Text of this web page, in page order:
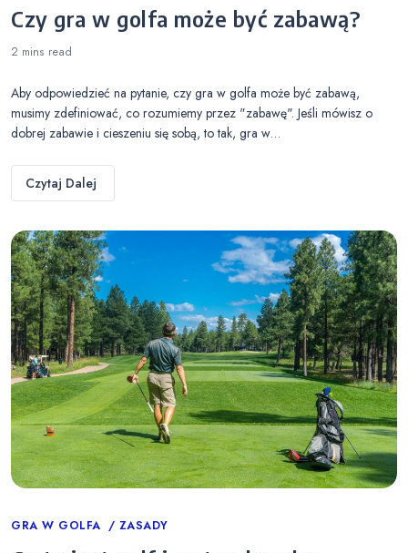
Czy gra w golfa może być zabawą?
2 mins read
Aby odpowiedzieć na pytanie, czy gra w golfa może być zabawą,
musimy zdefiniować, co rozumiemy przez "zabawę". Jeśli mówisz o
dobrej zabawie i cieszeniu się sobą, to tak, gra w…
Czytaj Dalej
Categories
GRA W GOLFA ZASADY